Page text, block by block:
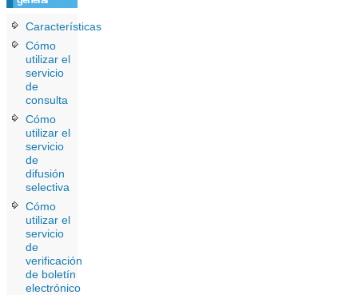
Características
Cómo
utilizar el
servicio
de
consulta
Cómo
utilizar el
servicio
de
difusión
selectiva
Cómo
utilizar el
servicio
de
verificación
de boletín
electrónico